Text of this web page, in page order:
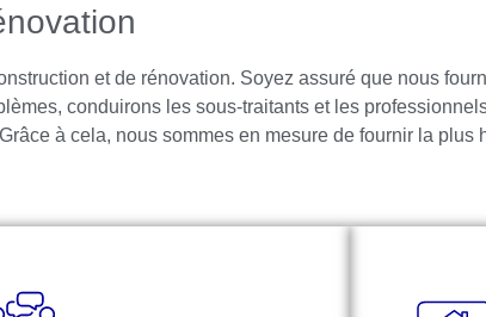
et de rénovation. Soyez assuré que nous
conduirons les sous-traitants et les
à cela, nous sommes en mesure de fournir la plus